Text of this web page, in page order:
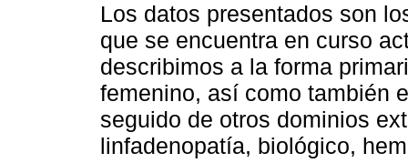
Los datos presentados son
que se encuentra en curso
describimos a la forma
femenino, así como también
seguido de otros dominios
linfadenopatía, biológico,